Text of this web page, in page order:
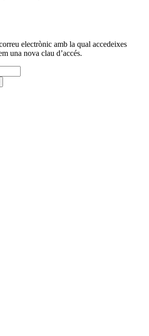
electrònic amb la qual accedeixes
una nova clau d’accés.